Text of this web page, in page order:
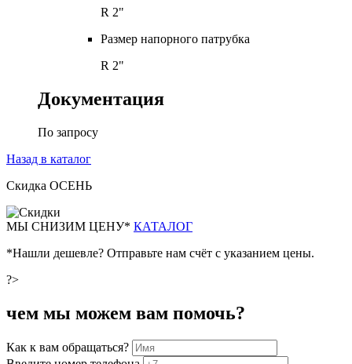
R 2"
Размер напорного патрубка
R 2"
Документация
По запросу
Назад в каталог
Скидка ОСЕНЬ
МЫ СНИЗИМ ЦЕНУ* КАТАЛОГ
*Нашли дешевле? Отправьте нам счёт с указанием цены.
?>
чем мы можем вам помочь?
Как к вам обращаться?